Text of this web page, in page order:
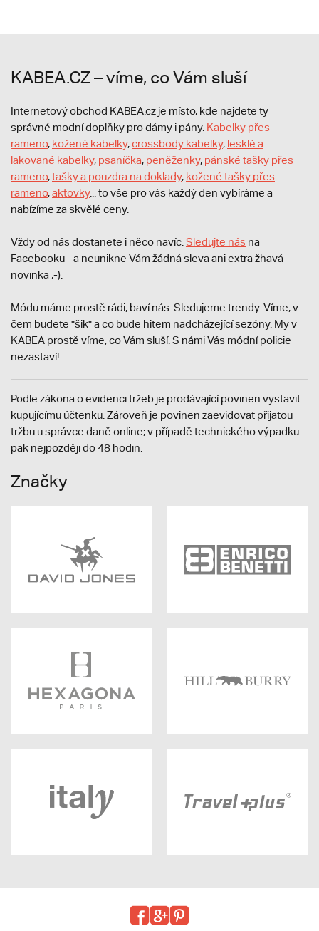
KABEA.CZ – víme, co Vám sluší
Internetový obchod KABEA.cz je místo, kde najdete ty
správné modní doplňky pro dámy i pány. Kabelky přes
rameno, kožené kabelky,crossbody kabelky, lesklé a
lakované kabelky, psaníčka, peněženky, pánské tašky přes
rameno,tašky a pouzdra na doklady, kožené tašky přes
rameno,aktovky... to vše pro vás každý den vybíráme a
nabízíme za skvělé ceny.
Vždy od nás dostanete i něco navíc. Sledujte nás na
Facebooku - a neunikne Vám žádná sleva ani extra žhavá
novinka ;-).
Módu máme prostě rádi, baví nás. Sledujeme trendy. Víme, v
čem budete "šik" a co bude hitem nadcházející sezóny. My v
KABEA prostě víme, co Vám sluší. S námi Vás módní policie
nezastaví!
Podle zákona o evidenci tržeb je prodávající povinen vystavit
kupujícímu účtenku. Zároveň je povinen zaevidovat přijatou
tržbu u správce daně online; v případě technického výpadku
pak nejpozději do 48 hodin.
Značky